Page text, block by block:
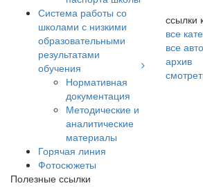
Система работы со
школами с низкими
образовательными
результатами
обучения
Нормативная
документация
Методические и
аналитические
материалы
Горячая линия
Фотосюжеты
Полезные ссылки
ссылки
все
все
архив